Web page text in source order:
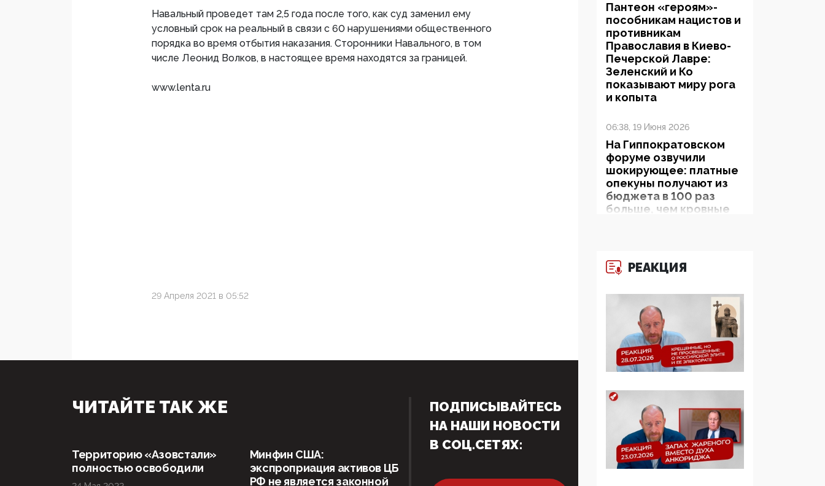
Навальный проведет там 2,5 года после того, как суд заменил ему
условный срок на реальный в связи с 60 нарушениями общественного
порядка во время отбытия наказания. Сторонники Навального, в том
числе Леонид Волков, в настоящее время находятся за границей.
www.lenta.ru
29 Апреля 2021 в 05:52
Пантеон «героям»-
пособникам нацистов и
противникам
Православия в Киево-
Печерской Лавре:
Зеленский и Ко
показывают миру рога
и копыта
06:38, 19 Июня 2026
На Гиппократовском
форуме озвучили
шокирующее: платные
опекуны получают из
бюджета в 100 раз
больше, чем кровные
Разбор учебника
редакцией Медведева:
суверенитет,
традиционные
ценности и немного
двоемыслия
Прокуратура наконец
увидела
экстремистскую
деятельность ИИТО
ЮНЕСКО в России, но
цифроглобалисты
продолжают
РЕАКЦИЯ
ЧИТАЙТЕ ТАК ЖЕ
Территорию «Азовстали»
полностью освободили
Минфин США:
экспроприация активов ЦБ
РФ не является законной
ПОДПИСЫВАЙТЕСЬ
НА НАШИ НОВОСТИ
В СОЦ.СЕТЯХ: